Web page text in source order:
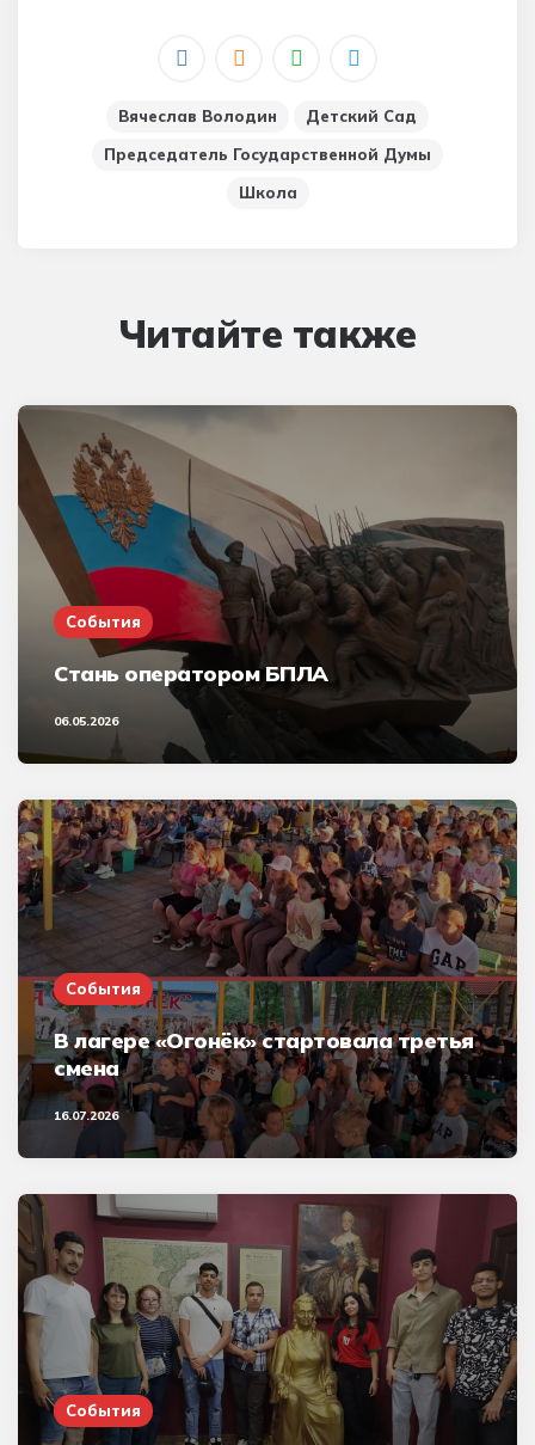
Вячеслав Володин
Детский Сад
Председатель Государственной Думы
Школа
Читайте также
События
Стань оператором БПЛА
06.05.2026
События
В лагере «Огонёк» стартовала третья
смена
16.07.2026
События